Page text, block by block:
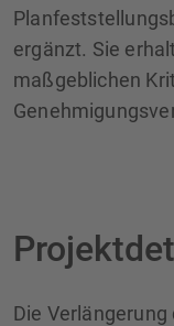
ergänzt. Sie
maßgeblichen
Die